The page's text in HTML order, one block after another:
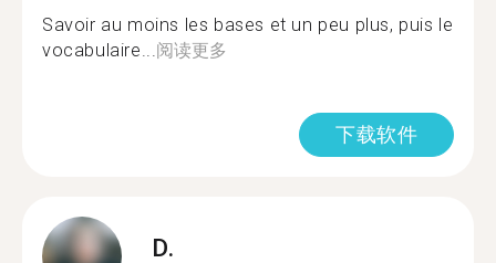
Savoir au moins les bases et un peu plus, puis le
vocabulaire... 阅读更多
下载软件
D.